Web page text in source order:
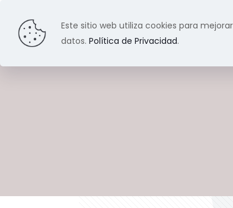
Este sitio web utiliza cookies para
datos.Política de Privacidad.